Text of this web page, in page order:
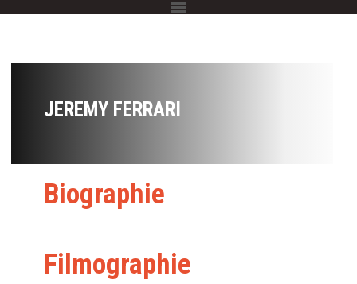
JEREMY FERRARI
Biographie
Filmographie